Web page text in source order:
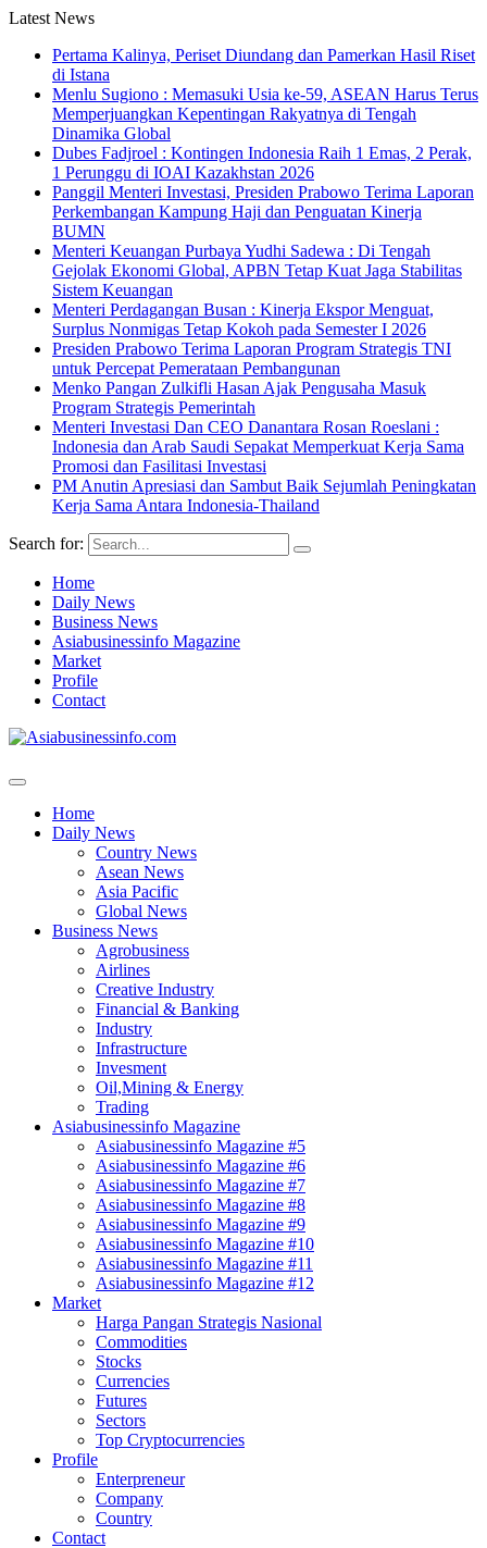
Latest News
Pertama Kalinya, Periset Diundang dan Pamerkan Hasil Riset
di Istana
Menlu Sugiono : Memasuki Usia ke-59, ASEAN Harus Terus
Memperjuangkan Kepentingan Rakyatnya di Tengah
Dinamika Global
Dubes Fadjroel : Kontingen Indonesia Raih 1 Emas, 2 Perak,
1 Perunggu di IOAI Kazakhstan 2026
Panggil Menteri Investasi, Presiden Prabowo Terima Laporan
Perkembangan Kampung Haji dan Penguatan Kinerja
BUMN
Menteri Keuangan Purbaya Yudhi Sadewa : Di Tengah
Gejolak Ekonomi Global, APBN Tetap Kuat Jaga Stabilitas
Sistem Keuangan
Menteri Perdagangan Busan : Kinerja Ekspor Menguat,
Surplus Nonmigas Tetap Kokoh pada Semester I 2026
Presiden Prabowo Terima Laporan Program Strategis TNI
untuk Percepat Pemerataan Pembangunan
Menko Pangan Zulkifli Hasan Ajak Pengusaha Masuk
Program Strategis Pemerintah
Menteri Investasi Dan CEO Danantara Rosan Roeslani :
Indonesia dan Arab Saudi Sepakat Memperkuat Kerja Sama
Promosi dan Fasilitasi Investasi
PM Anutin Apresiasi dan Sambut Baik Sejumlah Peningkatan
Kerja Sama Antara Indonesia-Thailand
Search for:
Home
Daily News
Business News
Asiabusinessinfo Magazine
Market
Profile
Contact
Home
Daily News
Country News
Asean News
Asia Pacific
Global News
Business News
Agrobusiness
Airlines
Creative Industry
Financial & Banking
Industry
Infrastructure
Invesment
Oil,Mining & Energy
Trading
Asiabusinessinfo Magazine
Asiabusinessinfo Magazine #5
Asiabusinessinfo Magazine #6
Asiabusinessinfo Magazine #7
Asiabusinessinfo Magazine #8
Asiabusinessinfo Magazine #9
Asiabusinessinfo Magazine #10
Asiabusinessinfo Magazine #11
Asiabusinessinfo Magazine #12
Market
Harga Pangan Strategis Nasional
Commodities
Stocks
Currencies
Futures
Sectors
Top Cryptocurrencies
Profile
Enterpreneur
Company
Country
Contact